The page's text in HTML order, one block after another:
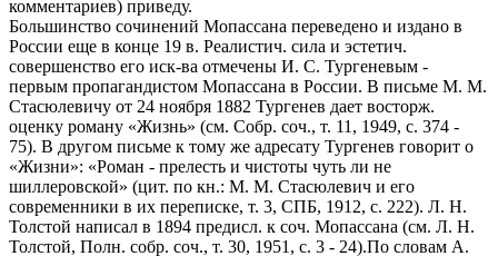
комментариев) приведу.
Большинство сочинений Мопассана переведено и издано в
России еще в конце 19 в. Реалистич. сила и эстетич.
совершенство его иск-ва отмечены И. С. Тургеневым -
первым пропагандистом Мопассана в России. В письме М. М.
Стасюлевичу от 24 ноября 1882 Тургенев дает восторж.
оценку роману «Жизнь» (см. Собр. соч., т. 11, 1949, с. 374 -
75). В другом письме к тому же адресату Тургенев говорит о
«Жизни»: «Роман - прелесть и чистоты чуть ли не
шиллеровской» (цит. по кн.: М. М. Стасюлевич и его
современники в их переписке, т. 3, СПБ, 1912, с. 222). Л. Н.
Толстой написал в 1894 предисл. к соч. Мопассана (см. Л. Н.
Толстой, Полн. собр. соч., т. 30, 1951, с. 3 - 24).По словам А.